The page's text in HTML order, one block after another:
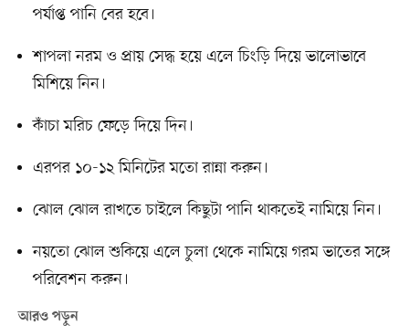
পর্যাপ্ত পানি বের হবে।
শাপলা নরম ও প্রায় সেদ্ধ হয়ে এলে চিংড়ি দিয়ে ভালোভাবে
মিশিয়ে নিন।
কাঁচা মরিচ ফেড়ে দিয়ে দিন।
এরপর ১০-১২ মিনিটের মতো রান্না করুন।
ঝোল ঝোল রাখতে চাইলে কিছুটা পানি থাকতেই নামিয়ে নিন।
নয়তো ঝোল শুকিয়ে এলে চুলা থেকে নামিয়ে গরম ভাতের সঙ্গে
পরিবেশন করুন।
আরও পড়ুন